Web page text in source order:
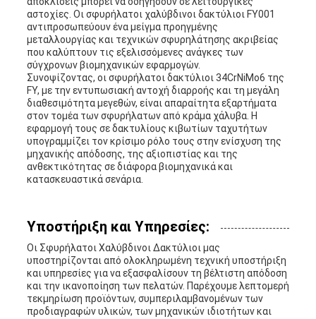
αστοχίες. Οι σφυρήλατοι χαλύβδινοι δακτύλιοι FY001
αντιπροσωπεύουν ένα μείγμα προηγμένης
μεταλλουργίας και τεχνικών σφυρηλάτησης ακριβείας
που καλύπτουν τις εξελισσόμενες ανάγκες των
σύγχρονων βιομηχανικών εφαρμογών.
Συνοψίζοντας, οι σφυρήλατοι δακτύλιοι 34CrNiMo6 της
FY, με την εντυπωσιακή αντοχή διαρροής και τη μεγάλη
διαθεσιμότητα μεγεθών, είναι απαραίτητα εξαρτήματα
στον τομέα των σφυρήλατων από κράμα χάλυβα. Η
εφαρμογή τους σε δακτυλίους κιβωτίων ταχυτήτων
υπογραμμίζει τον κρίσιμο ρόλο τους στην ενίσχυση της
μηχανικής απόδοσης, της αξιοπιστίας και της
ανθεκτικότητας σε διάφορα βιομηχανικά και
κατασκευαστικά σενάρια.
Υποστήριξη και Υπηρεσίες:
Οι Σφυρήλατοι Χαλύβδινοι Δακτύλιοι μας
υποστηρίζονται από ολοκληρωμένη τεχνική υποστήριξη
και υπηρεσίες για να εξασφαλίσουν τη βέλτιστη απόδοση
και την ικανοποίηση των πελατών. Παρέχουμε λεπτομερή
τεκμηρίωση προϊόντων, συμπεριλαμβανομένων των
προδιαγραφών υλικών, των μηχανικών ιδιοτήτων και